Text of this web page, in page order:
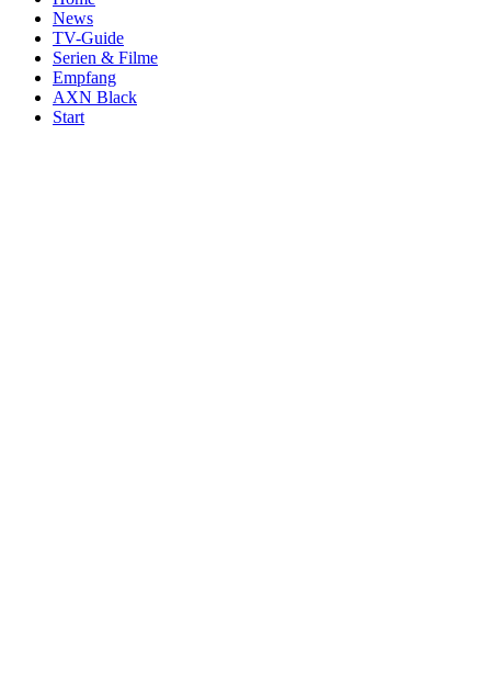
News
TV-Guide
Serien & Filme
Empfang
AXN Black
Start